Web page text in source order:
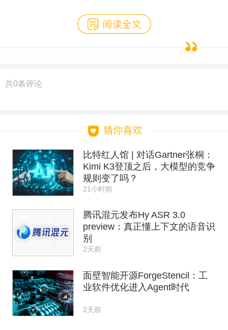
共0条评论
比特红人馆 | 对话Gartner张桐：
Kimi K3登顶之后，大模型的竞争
规则变了吗？
21小时前
腾讯混元发布Hy ASR 3.0
preview：真正懂上下文的语音识
别
2天前
面壁智能开源ForgeStencil：工
业软件优化进入Agent时代
2天前